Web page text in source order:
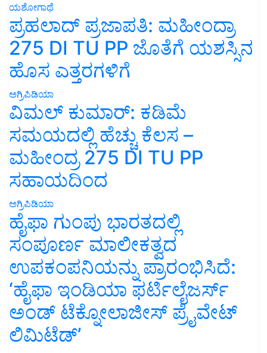
ಯಶೋಗಾಥೆ
ಪ್ರಹಲಾದ್ ಪ್ರಜಾಪತಿ: ಮಹೀಂದ್ರಾ
275 DI TU PP ಜೊತೆಗೆ ಯಶಸ್ಸಿನ
ಹೊಸ ಎತ್ತರಗಳಿಗೆ
ಅಗ್ರಿಪಿಡಿಯಾ
ವಿಮಲ್ ಕುಮಾರ್: ಕಡಿಮೆ
ಸಮಯದಲ್ಲಿ ಹೆಚ್ಚು ಕೆಲಸ –
ಮಹೀಂದ್ರ 275 DI TU PP
ಸಹಾಯದಿಂದ
ಅಗ್ರಿಪಿಡಿಯಾ
ಹೈಫಾ ಗುಂಪು ಭಾರತದಲ್ಲಿ
ಸಂಪೂರ್ಣ ಮಾಲೀಕತ್ವದ
ಉಪಕಂಪನಿಯನ್ನು ಪ್ರಾರಂಭಿಸಿದೆ:
‘ಹೈಫಾ ಇಂಡಿಯಾ ಫರ್ಟಿಲೈಜರ್ಸ್
ಅಂಡ್ ಟೆಕ್ನೋಲಾಜೀಸ್ ಪ್ರೈವೇಟ್
ಲಿಮಿಟೆಡ್’